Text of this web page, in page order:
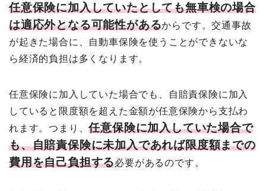
任意保険に加入していたとしても無車検の場合
は適応外となる可能性があるからです。交通事故
が起きた場合に、自動車保険を使うことができないな
ら経済的負担は多くなります。
任意保険に加入していた場合でも、自賠責保険に加入
していると限度額を超えた金額が任意保険から支払わ
れます。つまり、任意保険に加入していた場合で
も、自賠責保険に未加入であれば限度額までの
費用を自己負担する必要があるのです。